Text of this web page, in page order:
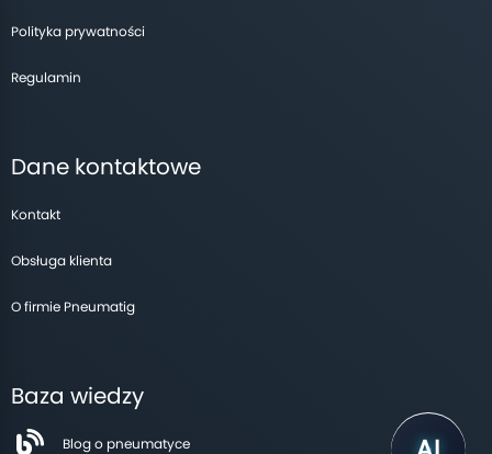
Polityka prywatności
Regulamin
Dane kontaktowe
Kontakt
Obsługa klienta
O firmie Pneumatig
Baza wiedzy
Blog o pneumatyce